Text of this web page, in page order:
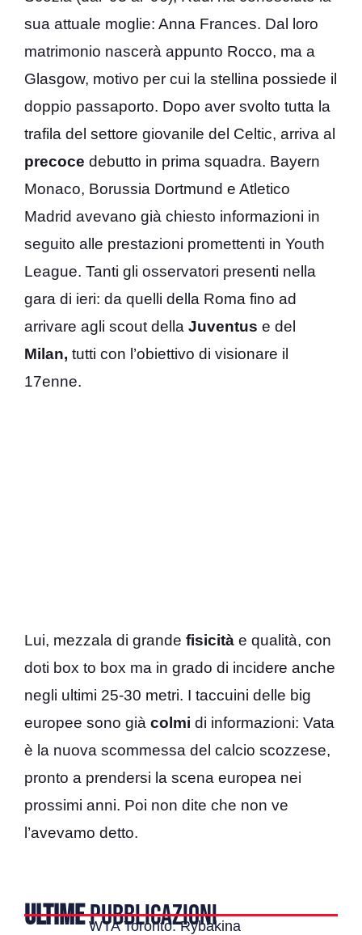
sua attuale moglie: Anna Frances. Dal loro
matrimonio nascerà appunto Rocco, ma a
Glasgow, motivo per cui la stellina possiede il
doppio passaporto. Dopo aver svolto tutta la
trafila del settore giovanile del Celtic, arriva al
precoce debutto in prima squadra. Bayern
Monaco, Borussia Dortmund e Atletico
Madrid avevano già chiesto informazioni in
seguito alle prestazioni promettenti in Youth
League. Tanti gli osservatori presenti nella
gara di ieri: da quelli della Roma fino ad
arrivare agli scout della Juventus e del
Milan, tutti con l’obiettivo di visionare il
17enne.
Lui, mezzala di grande fisicità e qualità, con
doti box to box ma in grado di incidere anche
negli ultimi 25-30 metri. I taccuini delle big
europee sono già colmi di informazioni: Vata
è la nuova scommessa del calcio scozzese,
pronto a prendersi la scena europea nei
prossimi anni. Poi non dite che non ve
l’avevamo detto.
ULTIMEPUBBLICAZIONI
WTA Toronto: Rybakina